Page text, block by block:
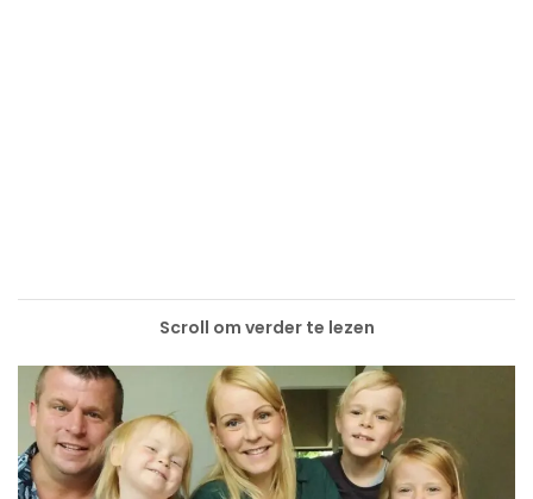
Scroll om verder te lezen